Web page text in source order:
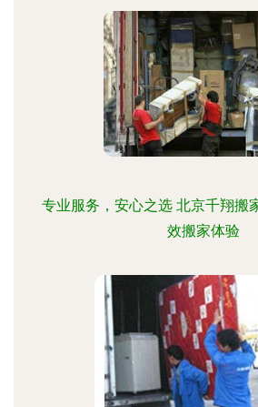
专业服务，安心之选 北京千翔搬
效搬家体验